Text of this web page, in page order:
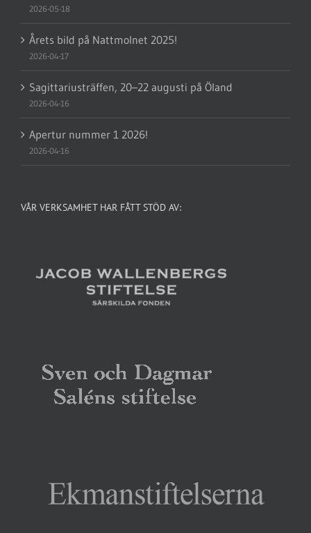
2026-05-18
Årets bild på Nattmolnet 2025!
2026-04-17
Sagittariusträffen, 20–22 augusti på Öland
2026-04-16
Apertur nummer 1 2026!
2026-04-16
VÅR VERKSAMHET HAR FÅTT STÖD AV: